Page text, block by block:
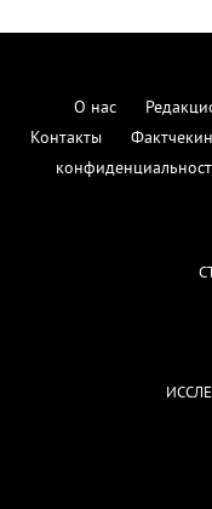
О нас
Контакты